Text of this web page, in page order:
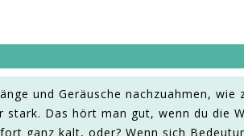
und Geräusche nachzuahmen,
stark. Das hört man gut, wenn du die
ganz kalt, oder? Wenn sich